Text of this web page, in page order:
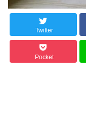
Twitter
Pocket